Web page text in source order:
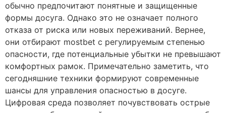
обычно предпочитают понятные и защищенные
формы досуга. Однако это не означает полного
отказа от риска или новых переживаний. Вернее,
они отбирают mostbet с регулируемым степенью
опасности, где потенциальные убытки не превышают
комфортных рамок. Примечательно заметить, что
сегодняшние техники формируют современные
шансы для управления опасностью в досуге.
Цифровая среда позволяет почувствовать острые